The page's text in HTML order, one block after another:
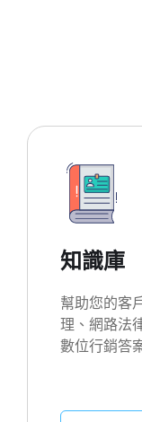
知識庫
幫助您的客
理、網路法
數位行銷答